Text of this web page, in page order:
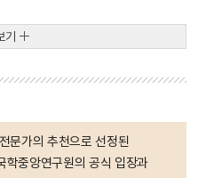
기
문가의 추천으로 선정된
학중앙연구원의 공식 입장과